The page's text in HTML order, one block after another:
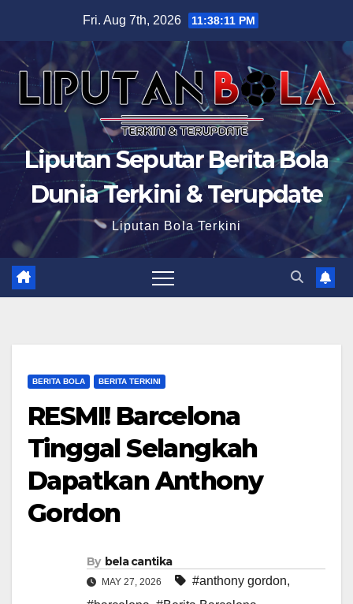
content
Fri. Aug 7th, 2026 11:38:12 PM
Liputan Seputar Berita Bola
Dunia Terkini & Terupdate
Liputan Bola Terkini
BERITA BOLA BERITA TERKINI
RESMI! Barcelona
Tinggal Selangkah
Dapatkan Anthony
Gordon
By bela cantika
MAY 27, 2026 #anthony gordon,